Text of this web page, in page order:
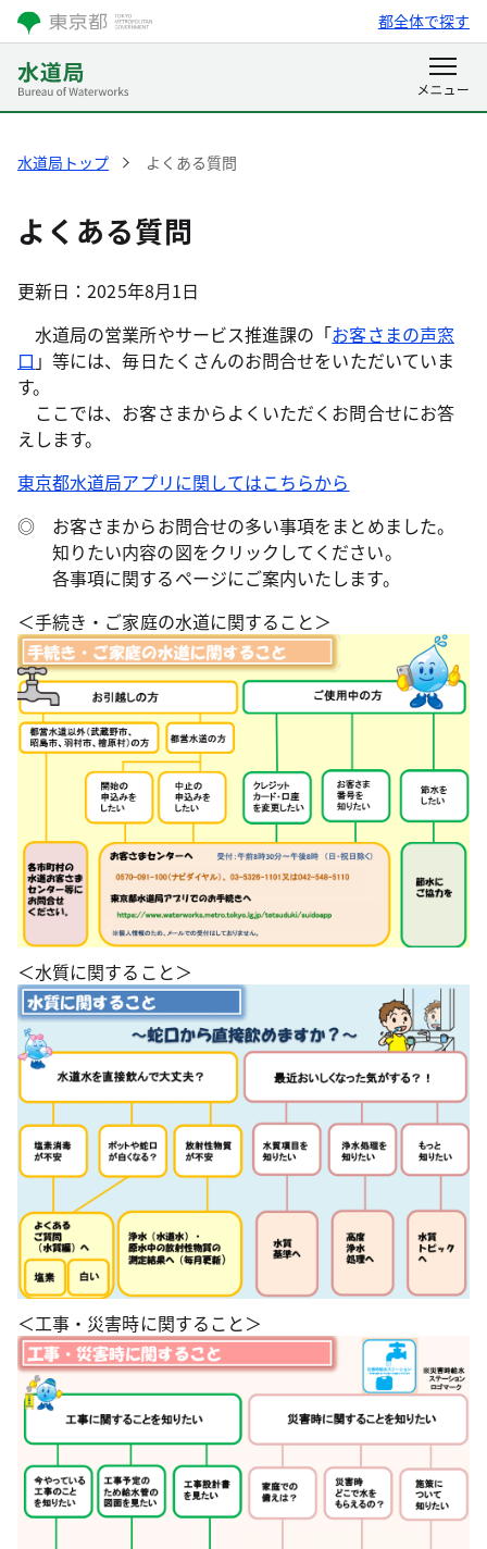
都全体で探す
水道局トップ よくある質問
よくある質問
更新日：2025年8月1日
水道局の営業所やサービス推進課の「お客さまの声窓
口 」等には、毎日たくさんのお問合せをいただいていま
す。
ここでは、お客さまからよくいただくお問合せにお答
えします。
東京都水道局アプリに関してはこちらから
◎
お客さまからお問合せの多い事項をまとめました。
知りたい内容の図をクリックしてください。
各事項に関するページにご案内いたします。
＜手続き・ご家庭の水道に関すること＞
＜水質に関すること＞
＜工事・災害時に関すること＞